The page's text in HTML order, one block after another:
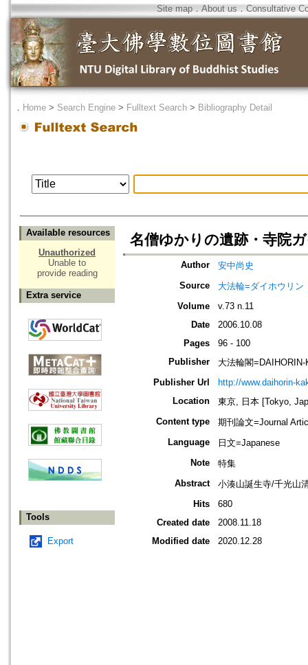
Site map．About us ． Consultative
． Home > Search Engine > Fulltext Search > Bibliography Detail
Available resources
Unauthorized
Unable to
provide reading
Extra service
Tools
Export
名僧ゆかりの遺跡・寺院
Author
安中尚史
Source
大法輪=ダイホウリン
Volume
v.73 n.11
Date
2006.10.08
Pages
96 - 100
Publisher
大法輪閣=DAIHORIN-
Publisher Url
http://www.daihorin-
Location
東京, 日本 [Tokyo,
Content type
期刊論文=Journal
Language
日文=Japanese
Note
特集
Abstract
小湊山誕生寺/千光山
Hits
680
Created date
2008.11.18
Modified date
2020.12.28